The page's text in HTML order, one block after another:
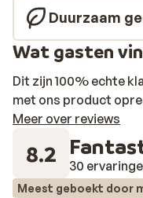
Duurzaam
Wat gasten
Dit zijn 100% echte
met ons product
Meer over reviews
8.2 30
Meest geboekt door